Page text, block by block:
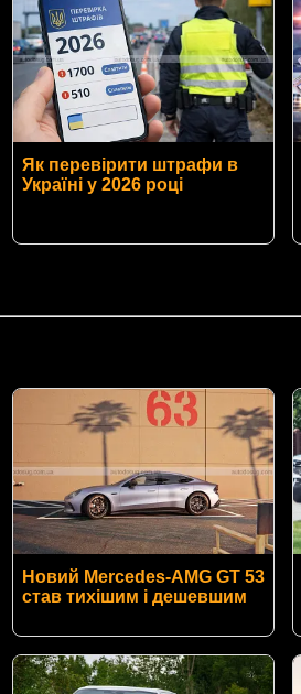
Як перевірити штрафи в
Україні у 2026 році
Новий Mercedes-AMG GT 53
став тихішим і дешевшим